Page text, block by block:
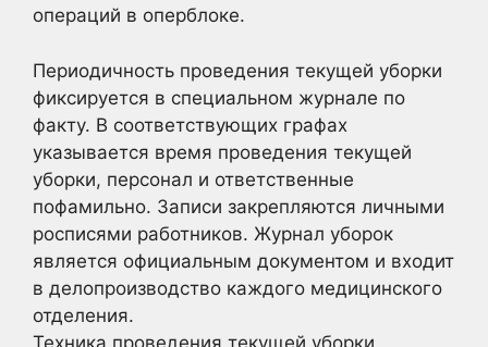
операций в оперблоке.
Периодичность проведения текущей уборки
фиксируется в специальном журнале по
факту. В соответствующих графах
указывается время проведения текущей
уборки, персонал и ответственные
пофамильно. Записи закрепляются личными
росписями работников. Журнал уборок
является официальным документом и входит
в делопроизводство каждого медицинского
отделения.
Техника проведения текущей уборки